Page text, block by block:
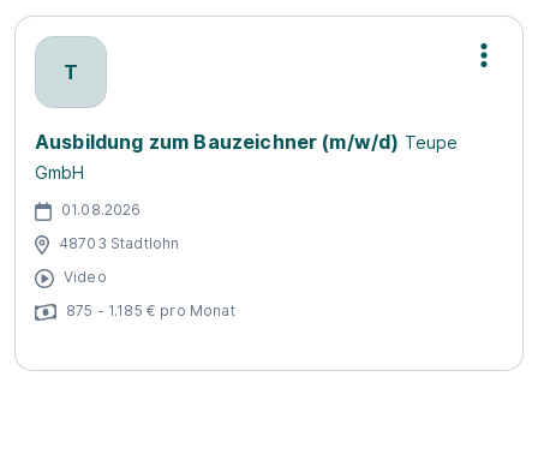
T
Ausbildung zum Bauzeichner (m/w/d) Teupe
GmbH
01.08.2026
48703 Stadtlohn
Video
875 - 1.185 € pro Monat